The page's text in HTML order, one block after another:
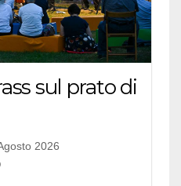
sul prato di
2026